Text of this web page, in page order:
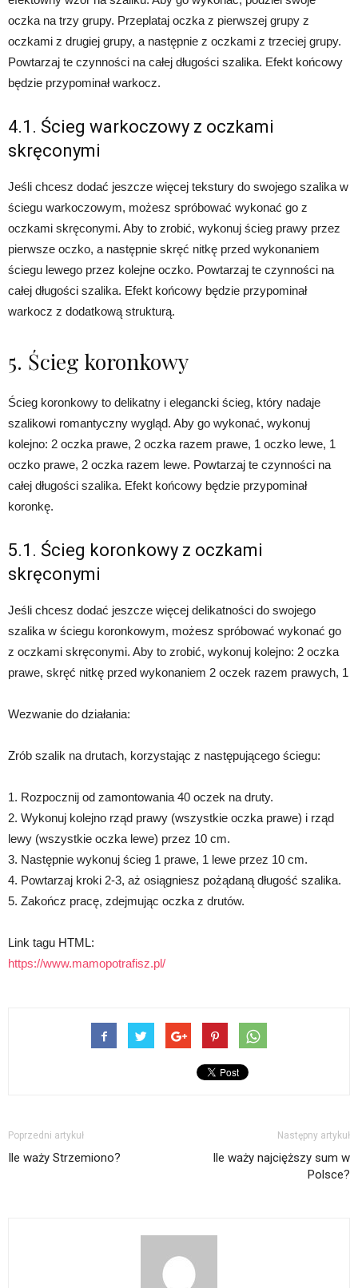
oczka na trzy grupy. Przeplataj oczka z pierwszej grupy z
oczkami z drugiej grupy, a następnie z oczkami z trzeciej grupy.
Powtarzaj te czynności na całej długości szalika. Efekt końcowy
będzie przypominał warkocz.
4.1. Ścieg warkoczowy z oczkami
skręconymi
Jeśli chcesz dodać jeszcze więcej tekstury do swojego szalika w
ściegu warkoczowym, możesz spróbować wykonać go z
oczkami skręconymi. Aby to zrobić, wykonuj ścieg prawy przez
pierwsze oczko, a następnie skręć nitkę przed wykonaniem
ściegu lewego przez kolejne oczko. Powtarzaj te czynności na
całej długości szalika. Efekt końcowy będzie przypominał
warkocz z dodatkową strukturą.
5. Ścieg koronkowy
Ścieg koronkowy to delikatny i elegancki ścieg, który nadaje
szalikowi romantyczny wygląd. Aby go wykonać, wykonuj
kolejno: 2 oczka prawe, 2 oczka razem prawe, 1 oczko lewe, 1
oczko prawe, 2 oczka razem lewe. Powtarzaj te czynności na
całej długości szalika. Efekt końcowy będzie przypominał
koronkę.
5.1. Ścieg koronkowy z oczkami
skręconymi
Jeśli chcesz dodać jeszcze więcej delikatności do swojego
szalika w ściegu koronkowym, możesz spróbować wykonać go
z oczkami skręconymi. Aby to zrobić, wykonuj kolejno: 2 oczka
prawe, skręć nitkę przed wykonaniem 2 oczek razem prawych, 1
Wezwanie do działania:
Zrób szalik na drutach, korzystając z następującego ściegu:
1. Rozpocznij od zamontowania 40 oczek na druty.
2. Wykonuj kolejno rząd prawy (wszystkie oczka prawe) i rząd
lewy (wszystkie oczka lewe) przez 10 cm.
3. Następnie wykonuj ścieg 1 prawe, 1 lewe przez 10 cm.
4. Powtarzaj kroki 2-3, aż osiągniesz pożądaną długość szalika.
5. Zakończ pracę, zdejmując oczka z drutów.
Link tagu HTML:
https://www.mamopotrafisz.pl/
Poprzedni artykuł
Ile waży Strzemiono?
Następny artykuł
Ile waży najcięższy sum w
Polsce?